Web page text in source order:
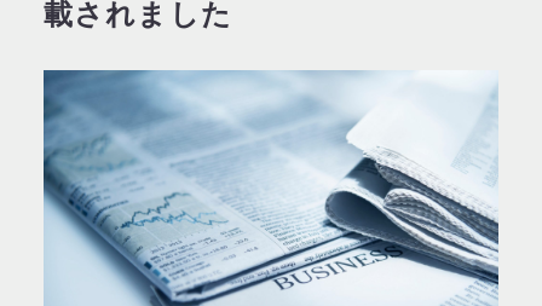
載されました